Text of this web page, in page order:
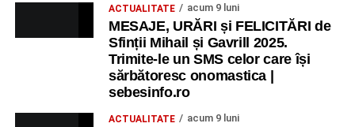
ACTUALITATE acum 9 luni
MESAJE, URĂRI și FELICITĂRI de
Sfinții Mihail și Gavrill 2025.
Trimite-le un SMS celor care își
sărbătoresc onomastica |
sebesinfo.ro
ACTUALITATE acum 9 luni